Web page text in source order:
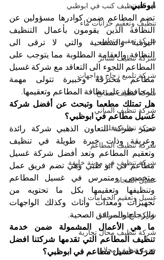
شركة تنظيف كنب في ابوظبي
تنظيف وتعقيم خزانات ماء
شركة تعقيم وتطهير
شركة تنظيف ستائر
شركة تلميع زجاج وواجهات
شركة تنظيف مطابخ
شركة تنظيف المباني
شركة تنظيف فلل
شركة تنظيف المطاعم
شركة تنظيف في مدينة خليفة
غسيل السجاد
غسيل وتعقيم الحمامات
شركة تنظيف ستائر
شركة تنظيف محال تجارية
خدمة تنظيف محلات
ابوظبي
المحافظة على نظافة المطاعم وتعقيمها.
غسيل مطاعم في ابوظبي؟
والزجاج والمرافق الصحية.
شركة غسيل مطاعم في ابوظبي؟